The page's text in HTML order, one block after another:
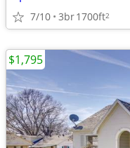
7/10 3br1700ft2
$1,795